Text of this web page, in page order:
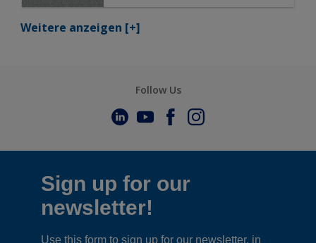
Weitere anzeigen [+]
Follow Us